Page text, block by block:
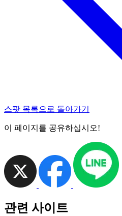
스팟 목록으로 돌아가기
이 페이지를 공유하십시오!
관련 사이트